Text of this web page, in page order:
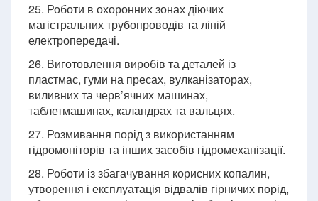
25. Роботи в охоронних зонах діючих
магістральних трубопроводів та ліній
електропередачі.
26. Виготовлення виробів та деталей із
пластмас, гуми на пресах, вулканізаторах,
виливних та черв’ячних машинах,
таблетмашинах, каландрах та вальцях.
27. Розмивання порід з використанням
гідромоніторів та інших засобів гідромеханізації.
28. Роботи із збагачування корисних копалин,
утворення і експлуатація відвалів гірничих порід,